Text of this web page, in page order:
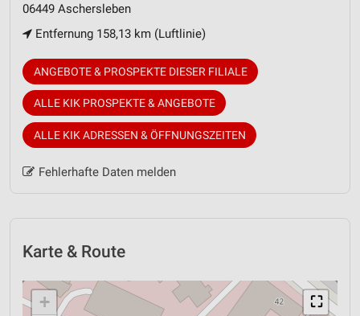
06449 Aschersleben
Entfernung 158,13 km (Luftlinie)
ANGEBOTE & PROSPEKTE DIESER FILIALE
ALLE KIK PROSPEKTE & ANGEBOTE
ALLE KIK ADRESSEN & ÖFFNUNGSZEITEN
Fehlerhafte Daten melden
Karte & Route
⛶
+